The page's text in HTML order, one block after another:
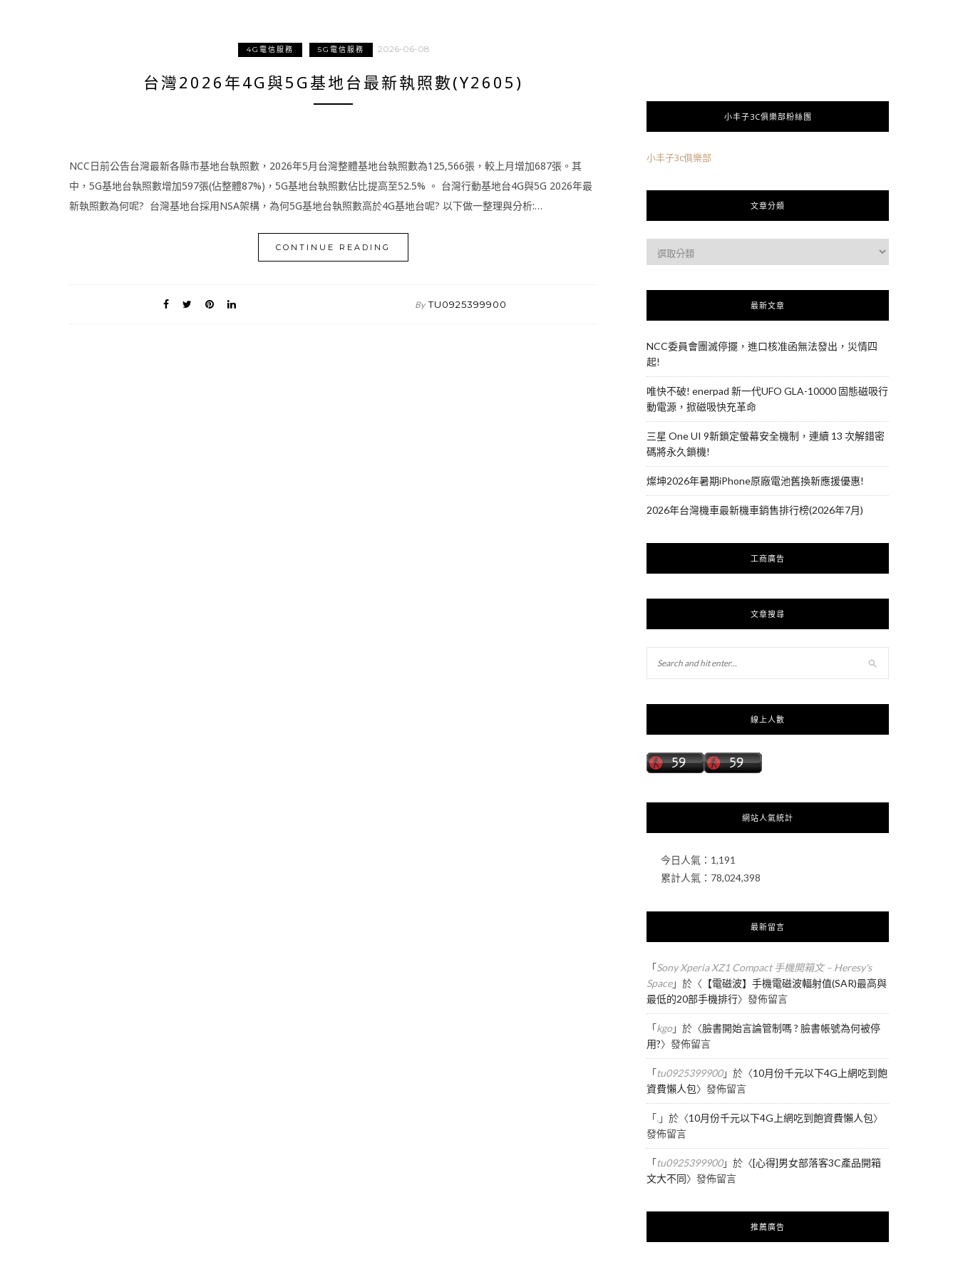
4G電信服務 5G電信服務 2026-06-08
台灣2026年4G與5G基地台最新執照數(Y2605)
NCC日前公告台灣最新各縣市基地台執照數，2026年5月台灣整體基地台執照數為125,566張，較上月增加687張。其
中，5G基地台執照數增加597張(佔整體87%)，5G基地台執照數佔比提高至52.5% 。 台灣行動基地台4G與5G 2026年最
新執照數為何呢? 台灣基地台採用NSA架構，為何5G基地台執照數高於4G基地台呢? 以下做一整理與分析:…
CONTINUE READING
By TU0925399900
小丰子3C俱樂部粉絲團
小丰子3c俱樂部
文章分類
最新文章
NCC委員會團滅停擺，進口核准函無法發出，災情四
起!
唯快不破! enerpad 新一代UFO GLA-10000 固態磁吸行
動電源，掀磁吸快充革命
三星 One UI 9新鎖定螢幕安全機制，連續 13 次解錯密
碼將永久鎖機!
燦坤2026年暑期iPhone原廠電池舊換新應援優惠!
2026年台灣機車最新機車銷售排行榜(2026年7月)
工商廣告
文章搜尋
線上人數
網站人氣統計
今日人氣： 1,191
累計人氣： 78,024,398
最新留言
「Sony Xperia XZ1 Compact 手機開箱文 – Heresy's
Space」於〈 【電磁波】手機電磁波輻射值(SAR)最高與
最低的20部手機排行〉發佈留言
「kgo」於〈臉書開始言論管制嗎 ? 臉書帳號為何被停
用?〉發佈留言
「tu0925399900」於〈10月份千元以下4G上網吃到飽
資費懶人包〉發佈留言
「.」於〈10月份千元以下4G上網吃到飽資費懶人包〉
發佈留言
「tu0925399900」於〈[心得]男女部落客3C產品開箱
文大不同〉發佈留言
推薦廣告